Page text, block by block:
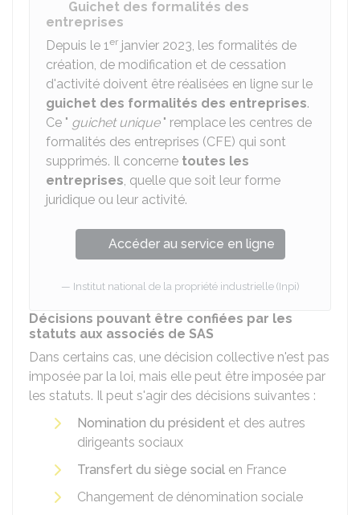
Guichet des formalités des
entreprises
Depuis le 1er janvier 2023, les formalités de
création, de modification et de cessation
d'activité doivent être réalisées en ligne sur le
guichet des formalités des entreprises.
Ce " guichet unique" remplace les centres de
formalités des entreprises (CFE) qui sont
supprimés. Il concerne toutes les
entreprises, quelle que soit leur forme
juridique ou leur activité.
Accéder au service en ligne
Institut national de la propriété industrielle (Inpi)
Décisions pouvant être confiées par les
statuts aux associés de SAS
Dans certains cas, une décision collective n'est pas
imposée par la loi, mais elle peut être imposée par
les statuts. Il peut s'agir des décisions suivantes :
Nomination du président et des autres
dirigeants sociaux
Transfert du siège social en France
Changement de dénomination sociale